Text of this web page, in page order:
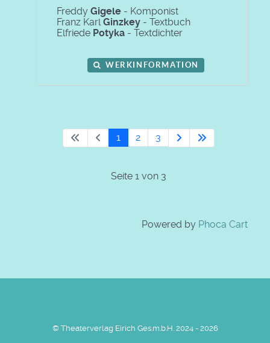
Freddy Gigele - Komponist
Franz KarlGinzkey - Textbuch
Elfriede Potyka - Textdichter
WERKINFORMATION
1 2 3
Seite 1 von 3
Powered by Phoca Cart
© Theaterverlag Eirich Ges.m.b.H. 2024 - 2026